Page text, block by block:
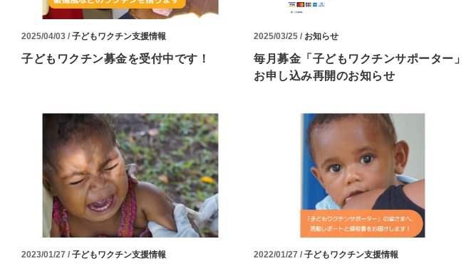
2025/04/03 / 子どもワクチン支援情報
子どもワクチン募金を受付中です！
2025/03/25 / お知らせ
毎月募金「子どもワクチンサポーター」
お申し込み再開のお知らせ
2023/01/27 / 子どもワクチン支援情報 2022/01/27 / 子どもワクチン支援情報